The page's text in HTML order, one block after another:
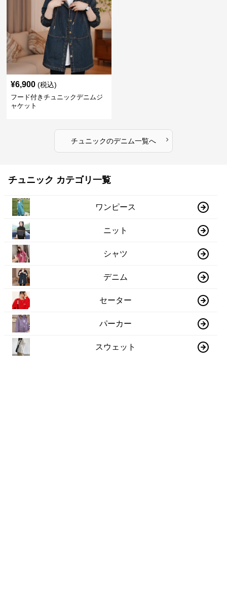
¥6,900 (税込)
フード付きチュニックデニムジ
ャケット
チュニックのデニム一覧へ ›
チュニック カテゴリ一覧
ワンピース
ニット
シャツ
デニム
セーター
パーカー
スウェット